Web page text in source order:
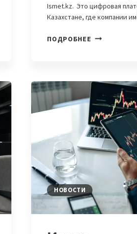
Ismet.kz. Это цифровая
Казахстане, где компании
ПОДРОБНЕЕ
ПРОДУКТЫ
НА
ISMET.KZ
НОВОСТИ